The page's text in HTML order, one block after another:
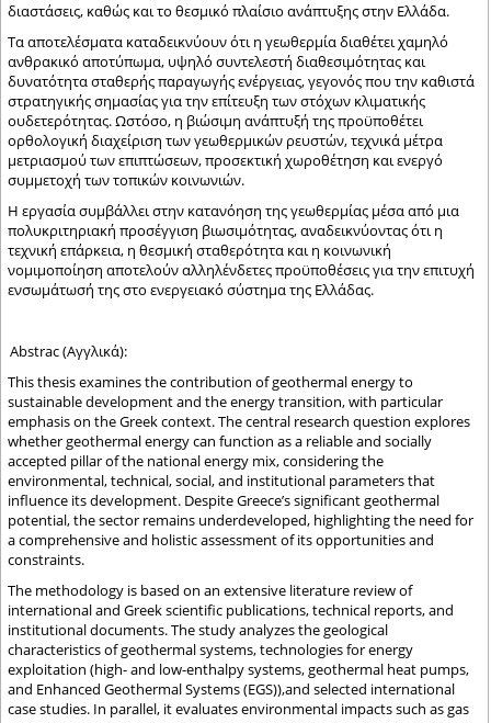
διαστάσεις, καθώς και το θεσμικό πλαίσιο ανάπτυξης στην Ελλάδα.
Τα αποτελέσματα καταδεικνύουν ότι η γεωθερμία διαθέτει χαμηλό
ανθρακικό αποτύπωμα, υψηλό συντελεστή διαθεσιμότητας και
δυνατότητα σταθερής παραγωγής ενέργειας, γεγονός που την καθιστά
στρατηγικής σημασίας για την επίτευξη των στόχων κλιματικής
ουδετερότητας. Ωστόσο, η βιώσιμη ανάπτυξή της προϋποθέτει
ορθολογική διαχείριση των γεωθερμικών ρευστών, τεχνικά μέτρα
μετριασμού των επιπτώσεων, προσεκτική χωροθέτηση και ενεργό
συμμετοχή των τοπικών κοινωνιών.
Η εργασία συμβάλλει στην κατανόηση της γεωθερμίας μέσα από μια
πολυκριτηριακή προσέγγιση βιωσιμότητας, αναδεικνύοντας ότι η
τεχνική επάρκεια, η θεσμική σταθερότητα και η κοινωνική
νομιμοποίηση αποτελούν αλληλένδετες προϋποθέσεις για την επιτυχή
ενσωμάτωσή της στο ενεργειακό σύστημα της Ελλάδας.
Abstrac (Αγγλικά):
This thesis examines the contribution of geothermal energy to
sustainable development and the energy transition, with particular
emphasis on the Greek context. The central research question explores
whether geothermal energy can function as a reliable and socially
accepted pillar of the national energy mix, considering the
environmental, technical, social, and institutional parameters that
influence its development. Despite Greece’s significant geothermal
potential, the sector remains underdeveloped, highlighting the need for
a comprehensive and holistic assessment of its opportunities and
constraints.
The methodology is based on an extensive literature review of
international and Greek scientific publications, technical reports, and
institutional documents. The study analyzes the geological
characteristics of geothermal systems, technologies for energy
exploitation (high- and low-enthalpy systems, geothermal heat pumps,
and Enhanced Geothermal Systems (EGS)),and selected international
case studies. In parallel, it evaluates environmental impacts such as gas